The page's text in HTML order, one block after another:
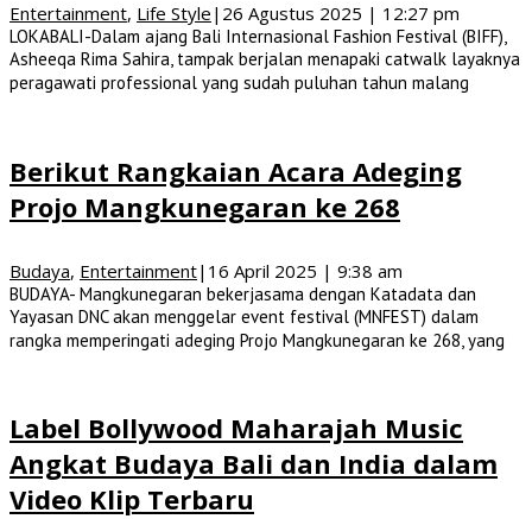
Entertainment, Life Style | 26 Agustus 2025 | 12:27 pm
LOKABALI-Dalam ajang Bali Internasional Fashion Festival (BIFF),
Asheeqa Rima Sahira, tampak berjalan menapaki catwalk layaknya
peragawati professional yang sudah puluhan tahun malang
Berikut Rangkaian Acara Adeging
Projo Mangkunegaran ke 268
Budaya, Entertainment| 16 April 2025 | 9:38 am
BUDAYA- Mangkunegaran bekerjasama dengan Katadata dan
Yayasan DNC akan menggelar event festival (MNFEST) dalam
rangka memperingati adeging Projo Mangkunegaran ke 268, yang
Label Bollywood Maharajah Music
Angkat Budaya Bali dan India dalam
Video Klip Terbaru